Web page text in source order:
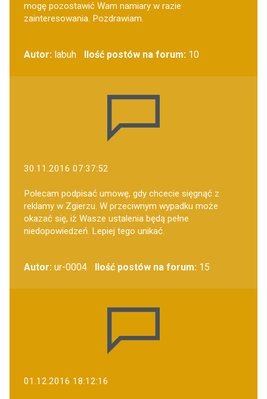
mogę pozostawić Wam namiary w razie
zainteresowania. Pozdrawiam.
Autor: labuh Ilość postów na forum:10
30.11.2016 07:37:52
Polecam podpisać umowę, gdy chcecie sięgnąć z
reklamy w Zgierzu. W przeciwnym wypadku może
okazać się, iż Wasze ustalenia będą pełne
niedopowiedzeń. Lepiej tego unikać.
Autor: ur-0004 Ilość postów na forum:15
01.12.2016 18:12:16